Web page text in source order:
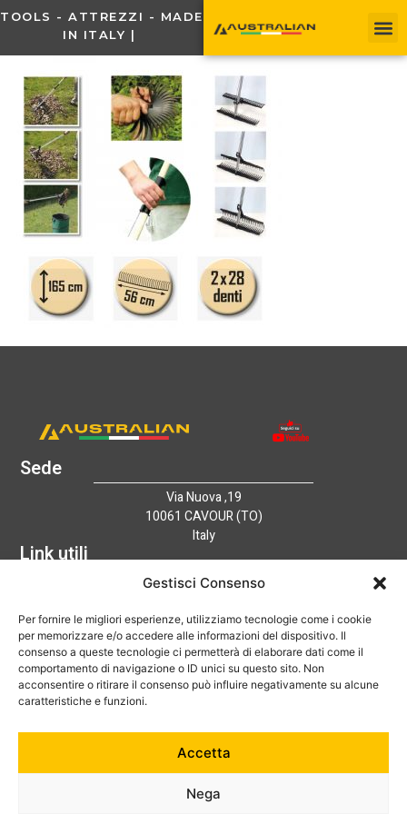
Gestisci Consenso
Per fornire le migliori esperienze, utilizziamo tecnologie come i cookie
per memorizzare e/o accedere alle informazioni del dispositivo. Il
consenso a queste tecnologie ci permetterà di elaborare dati come il
comportamento di navigazione o ID unici su questo sito. Non
acconsentire o ritirare il consenso può influire negativamente su alcune
caratteristiche e funzioni.
Accetta
Nega
TOOLS - ATTREZZI - MADE
IN ITALY |
Sede
Via Nuova ,19
10061 CAVOUR (TO)
Italy
Link utili
Home
Catalogo
Tecnologia
News
Contatti
Hai bisogno di aiuto?
+39 0121 600752
info@australian-srl.com